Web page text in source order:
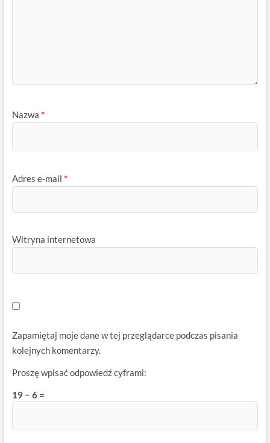
Nazwa *
Adres e-mail *
Witryna internetowa
Zapamiętaj moje dane w tej przeglądarce podczas pisania
kolejnych komentarzy.
Proszę wpisać odpowiedź cyframi:
19 − 6 =